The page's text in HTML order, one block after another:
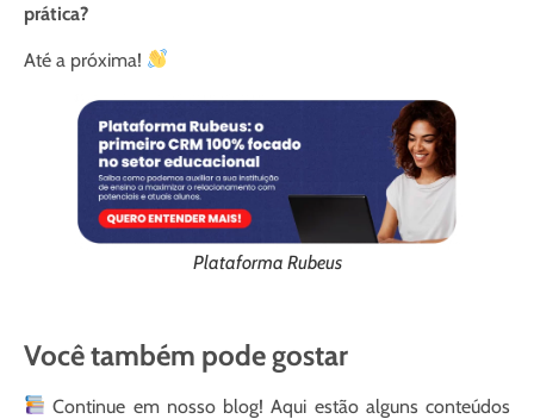
prática?
Até a próxima!
Plataforma Rubeus
Você também pode gostar
Continue em nosso blog! Aqui estão alguns conteúdos